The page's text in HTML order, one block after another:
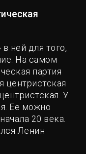
ней для того,
На самом
партия
центристская
У
Ее можно
20 века.
Ленин